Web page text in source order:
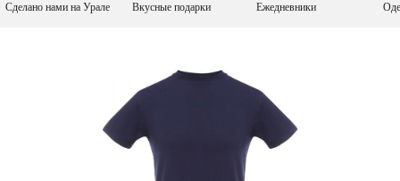
Сделано нами на Урале Вкусные подарки Ежедневники